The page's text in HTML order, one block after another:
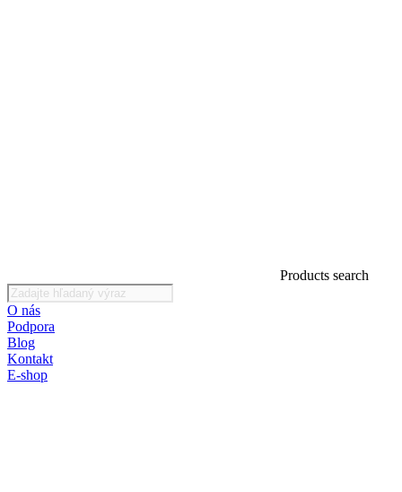
Products search
O nás
Podpora
Blog
Kontakt
E-shop